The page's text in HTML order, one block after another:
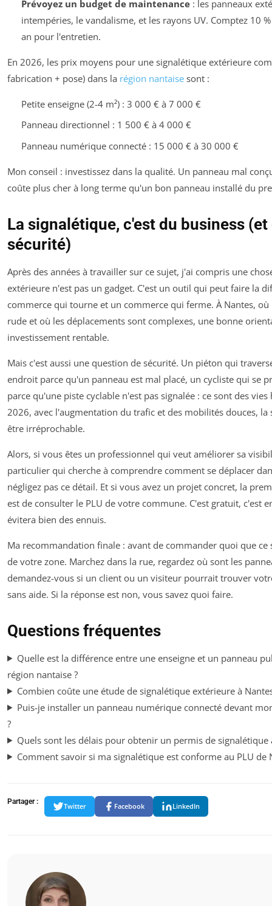
Prévoyez un budget de maintenance: les panneaux
intempéries, le vandalisme, et les rayons UV. Comptez 10
an pour l'entretien.
En 2026, les prix moyens pour une signalétique extérieure
fabrication + pose) dans la région nantaise sont :
Petite enseigne (2-4 m²) : 3 000 € à 7 000 €
Panneau directionnel : 1 500 € à 4 000 €
Panneau numérique connecté : 15 000 € à 30 000 €
Mon conseil : investissez dans la qualité. Un panneau mal
coûte plus cher à long terme qu'un bon panneau installé du
La signalétique, c'est du business (et
sécurité)
Après des années à travailler sur ce sujet, j'ai compris une
extérieure n'est pas un gadget. C'est un outil qui peut faire la
commerce qui tourne et un commerce qui ferme. À Nantes, où
rude et où les déplacements sont complexes, une bonne
investissement rentable.
Mais c'est aussi une question de sécurité. Un piéton qui
endroit parce qu'un panneau est mal placé, un cycliste qui se
parce qu'une piste cyclable n'est pas signalée : ce sont des
2026, avec l'augmentation du trafic et des mobilités douces,
être irréprochable.
Alors, si vous êtes un professionnel qui veut améliorer sa
particulier qui cherche à comprendre comment se déplacer
négligez pas ce détail. Et si vous avez un projet concret, la
est de consulter le PLU de votre commune. C'est gratuit, c'est
évitera bien des ennuis.
Ma recommandation finale : avant de commander quoi que ce
de votre zone. Marchez dans la rue, regardez où sont les
demandez-vous si un client ou un visiteur pourrait trouver
sans aide. Si la réponse est non, vous savez quoi faire.
Questions fréquentes
Quelle est la différence entre une enseigne et un panneau
région nantaise ?
Combien coûte une étude de signalétique extérieure à
Puis-je installer un panneau numérique connecté devant
?
Quels sont les délais pour obtenir un permis de signalétique
Comment savoir si ma signalétique est conforme au PLU de
Partager :
Twitter Facebook LinkedIn